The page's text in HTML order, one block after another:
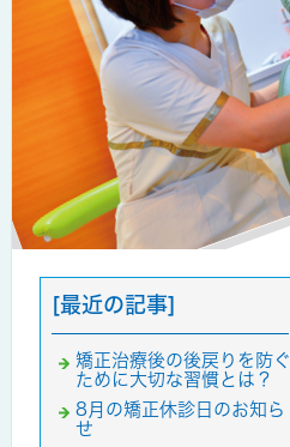
[最近の記事]
矯正治療後の後戻りを防ぐ
ために大切な習慣とは？
8月の矯正休診日のお知ら
せ